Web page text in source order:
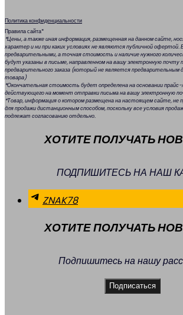
Политика конфиденциальности
Правила сайта*
*Цены, а также иная информация, размещенная на данном сайте,
характер и ни при каких условиях не являются публичной
предварительными, а точная стоимость и наличие нужного
будут указаны в письме, направленном на вашу электронную почту
предварительного заказа (который не является предварительным
товара)
*Окончательная стоимость будет определена на основании
действующего на момент отправки письма на вашу электронную
*Товар, информация о котором размещена на настоящем сайте, не
для продажи дистанционным способом, поскольку все условия
подлежат согласованию отдельно.
ХОТИТЕ ПОЛУЧАТЬ
ПОДПИШИТЕСЬ НА НАШ
ZNAK78
ХОТИТЕ ПОЛУЧАТЬ
Подпишитесь на нашу
Подписаться